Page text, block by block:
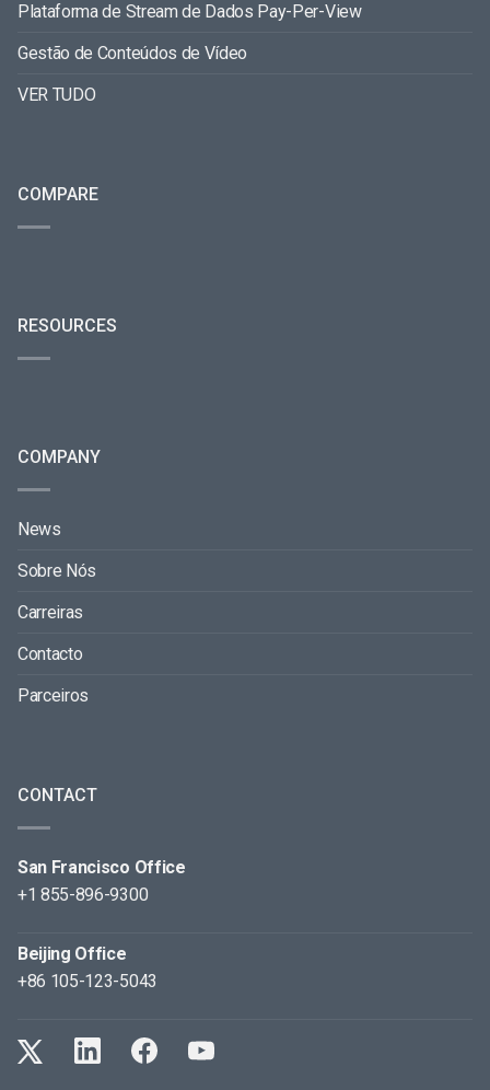
Plataforma de Stream de Dados Pay-Per-View
Gestão de Conteúdos de Vídeo
VER TUDO
COMPARE
RESOURCES
COMPANY
News
Sobre Nós
Carreiras
Contacto
Parceiros
CONTACT
San Francisco Office
+1 855-896-9300
Beijing Office
+86 105-123-5043